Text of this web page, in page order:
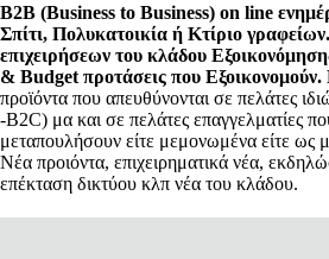
B2B (Business to Business) on line
Σπίτι, Πολυκατοικία ή Κτίριο
επιχειρήσεων του κλάδου
& Budget προτάσεις που Εξοικονομούν.
προϊόντα που απευθύνονται σε πελάτες
-B2C) μα και σε πελάτες επαγγελματίες
μεταπουλήσουν είτε μεμονωμένα είτε ως
Νέα προιόντα, επιχειρηματικά νέα,
επέκταση δικτύου κλπ νέα του κλάδου.